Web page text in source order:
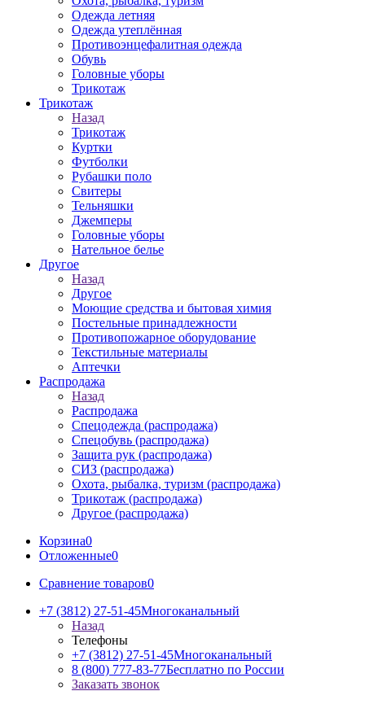
Одежда летняя
Одежда утеплённая
Противоэнцефалитная одежда
Обувь
Головные уборы
Трикотаж
Трикотаж
Назад
Трикотаж
Куртки
Футболки
Рубашки поло
Свитеры
Тельняшки
Джемперы
Головные уборы
Нательное белье
Другое
Назад
Другое
Моющие средства и бытовая химия
Постельные принадлежности
Противопожарное оборудование
Текстильные материалы
Аптечки
Распродажа
Назад
Распродажа
Спецодежда (распродажа)
Спецобувь (распродажа)
Защита рук (распродажа)
СИЗ (распродажа)
Охота, рыбалка, туризм (распродажа)
Трикотаж (распродажа)
Другое (распродажа)
Корзина0
Отложенные0
Сравнение товаров0
+7 (3812) 27-51-45Многоканальный
Назад
Телефоны
+7 (3812) 27-51-45Многоканальный
8 (800) 777-83-77Бесплатно по России
Заказать звонок